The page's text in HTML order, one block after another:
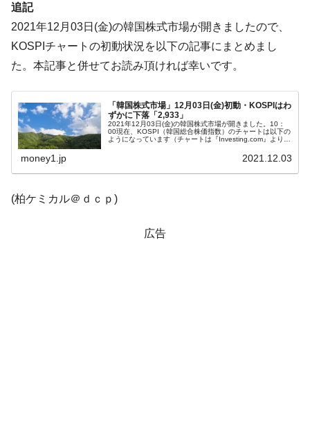
『Money1』
在韓米国大使スティールが着韓！⇒ さっそ
く空港に詰めかけ「出て行け！」「極右勢力」のプラカー
ドを掲げる「在韓反米勢力」
『Money1』
韓国政府「2035年までに18.4GW規模のAIデ
ータセンター整備」⇒ だから無理だってば。
『Money1』
JPモルガン「韓国レバレッジETFの清算は
ほぼ終わった」
『Money1』
韓国『国民年金公団』株価暴落で200兆蒸
発。
ャンペーン」⇒ あの名物教授も登場！
韓国「橋が落ちました」⇒ 耐久性「なさす
追記
2021年12月03日(金)の韓国株式市場が開きましたので、
KOSPIチャートの初動状況を以下の記事にまとめまし
た。本記事と併せてお読み頂ければ幸いです。
「韓国株式市場」12月03日(金)初動・KOSPIはわ
ずかに下落「2,933」
2021年12月03日(金)の韓国株式市場が開きました。10：
00現在、KOSPI（韓国総合株価指数）のチャートは以下の
ようになっています（チャートは『Investing.com』より引
money1.jp 2021.12.03
(柏ケミカル＠ｄｃｐ)
広告